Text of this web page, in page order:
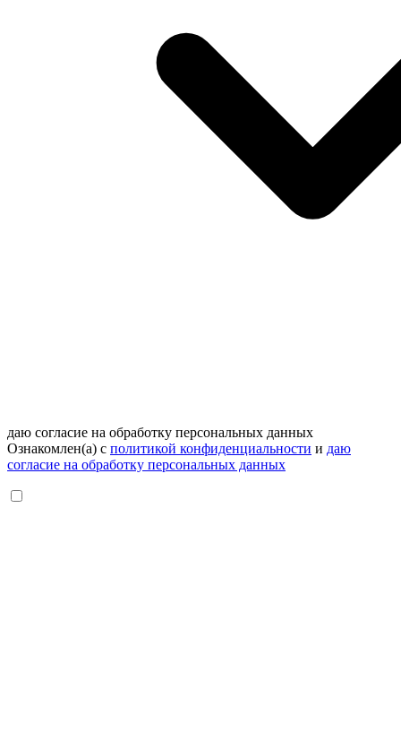
даю согласие на обработку персональных данных
Ознакомлен(а) с политикой конфиденциальности и даю
согласие на обработку персональных данных